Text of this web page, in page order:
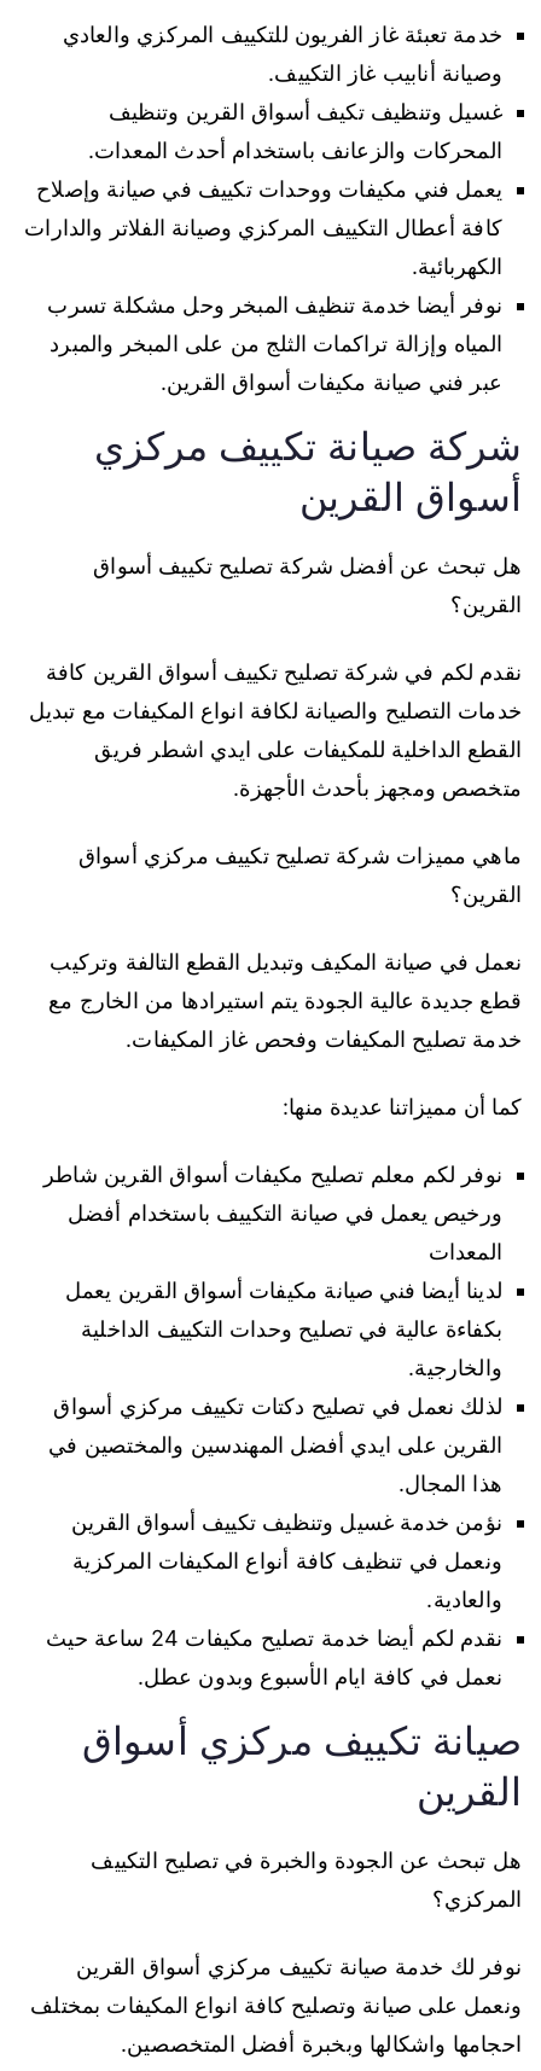
خدمة تعبئة غاز الفريون للتكييف المركزي والعادي
وصيانة أنابيب غاز التكييف.
غسيل وتنظيف تكيف أسواق القرين وتنظيف
المحركات والزعانف باستخدام أحدث المعدات.
يعمل فني مكيفات ووحدات تكييف في صيانة وإصلاح
كافة أعطال التكييف المركزي وصيانة الفلاتر والدارات
الكهربائية.
نوفر أيضا خدمة تنظيف المبخر وحل مشكلة تسرب
المياه وإزالة تراكمات الثلج من على المبخر والمبرد
عبر فني صيانة مكيفات أسواق القرين.
شركة صيانة تكييف مركزي
أسواق القرين
هل تبحث عن أفضل شركة تصليح تكييف أسواق
القرين؟
نقدم لكم في شركة تصليح تكييف أسواق القرين كافة
خدمات التصليح والصيانة لكافة انواع المكيفات مع تبديل
القطع الداخلية للمكيفات على ايدي اشطر فريق
متخصص ومجهز بأحدث الأجهزة.
ماهي مميزات شركة تصليح تكييف مركزي أسواق
القرين؟
نعمل في صيانة المكيف وتبديل القطع التالفة وتركيب
قطع جديدة عالية الجودة يتم استيرادها من الخارج مع
خدمة تصليح المكيفات وفحص غاز المكيفات.
كما أن مميزاتنا عديدة منها:
نوفر لكم معلم تصليح مكيفات أسواق القرين شاطر
ورخيص يعمل في صيانة التكييف باستخدام أفضل
المعدات
لدينا أيضا فني صيانة مكيفات أسواق القرين يعمل
بكفاءة عالية في تصليح وحدات التكييف الداخلية
والخارجية.
لذلك نعمل في تصليح دكتات تكييف مركزي أسواق
القرين على ايدي أفضل المهندسين والمختصين في
هذا المجال.
نؤمن خدمة غسيل وتنظيف تكييف أسواق القرين
ونعمل في تنظيف كافة أنواع المكيفات المركزية
والعادية.
نقدم لكم أيضا خدمة تصليح مكيفات 24 ساعة حيث
نعمل في كافة ايام الأسبوع وبدون عطل.
صيانة تكييف مركزي أسواق
القرين
هل تبحث عن الجودة والخبرة في تصليح التكييف
المركزي؟
نوفر لك خدمة صيانة تكييف مركزي أسواق القرين
ونعمل على صيانة وتصليح كافة انواع المكيفات بمختلف
احجامها واشكالها وبخبرة أفضل المتخصصين.